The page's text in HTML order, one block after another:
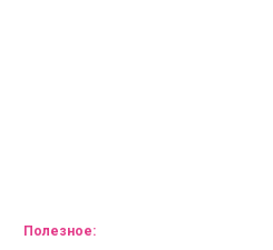
Полезное: